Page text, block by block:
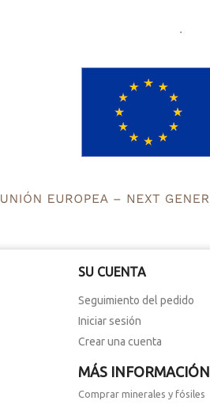
SU CUENTA
Seguimiento del pedido
Iniciar sesión
Crear una cuenta
MÁS INFORMACIÓN
Comprar minerales y fósiles